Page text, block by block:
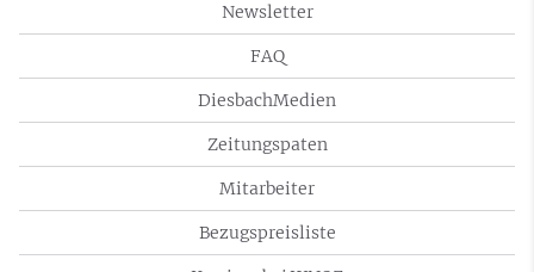
Newsletter
FAQ
DiesbachMedien
Zeitungspaten
Mitarbeiter
Bezugspreisliste